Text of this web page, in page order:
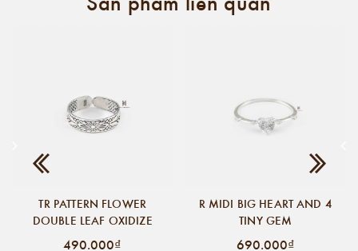
TR PATTERN FLOWER
DOUBLE LEAF OXIDIZE
490.000₫
R MIDI BIG HEART AND 4
TINY GEM
690.000₫